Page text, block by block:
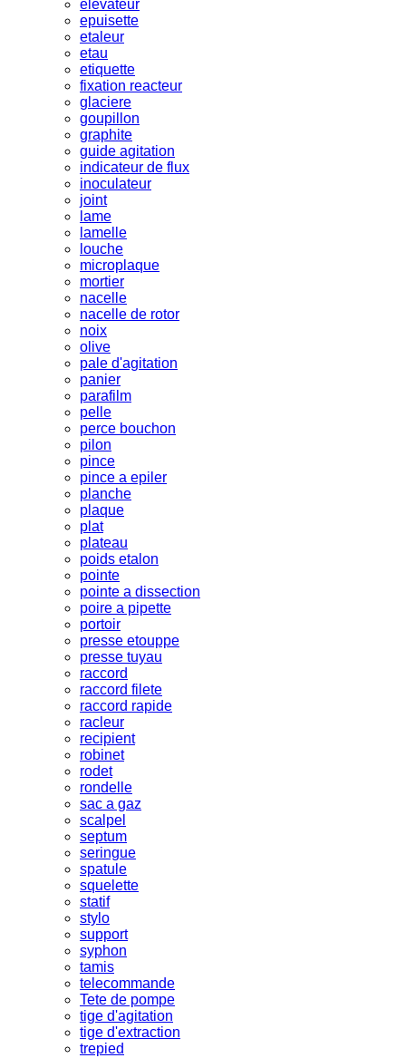
elevateur
epuisette
etaleur
etau
etiquette
fixation reacteur
glaciere
goupillon
graphite
guide agitation
indicateur de flux
inoculateur
joint
lame
lamelle
louche
microplaque
mortier
nacelle
nacelle de rotor
noix
olive
pale d'agitation
panier
parafilm
pelle
perce bouchon
pilon
pince
pince a epiler
planche
plaque
plat
plateau
poids etalon
pointe
pointe a dissection
poire a pipette
portoir
presse etouppe
presse tuyau
raccord
raccord filete
raccord rapide
racleur
recipient
robinet
rodet
rondelle
sac a gaz
scalpel
septum
seringue
spatule
squelette
statif
stylo
support
syphon
tamis
telecommande
Tete de pompe
tige d'agitation
tige d'extraction
trepied